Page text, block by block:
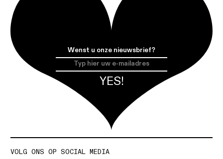
Wenst u onze nieuwsbrief?
VOLG ONS OP SOCIAL MEDIA